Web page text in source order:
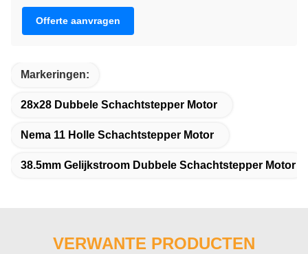
Offerte aanvragen
Markeringen:
28x28 Dubbele Schachtstepper Motor
Nema 11 Holle Schachtstepper Motor
38.5mm Gelijkstroom Dubbele Schachtstepper Motor
VERWANTE PRODUCTEN